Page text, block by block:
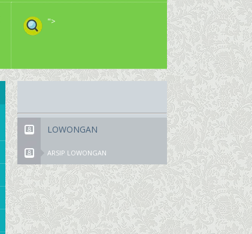
">
LOWONGAN
ARSIP LOWONGAN